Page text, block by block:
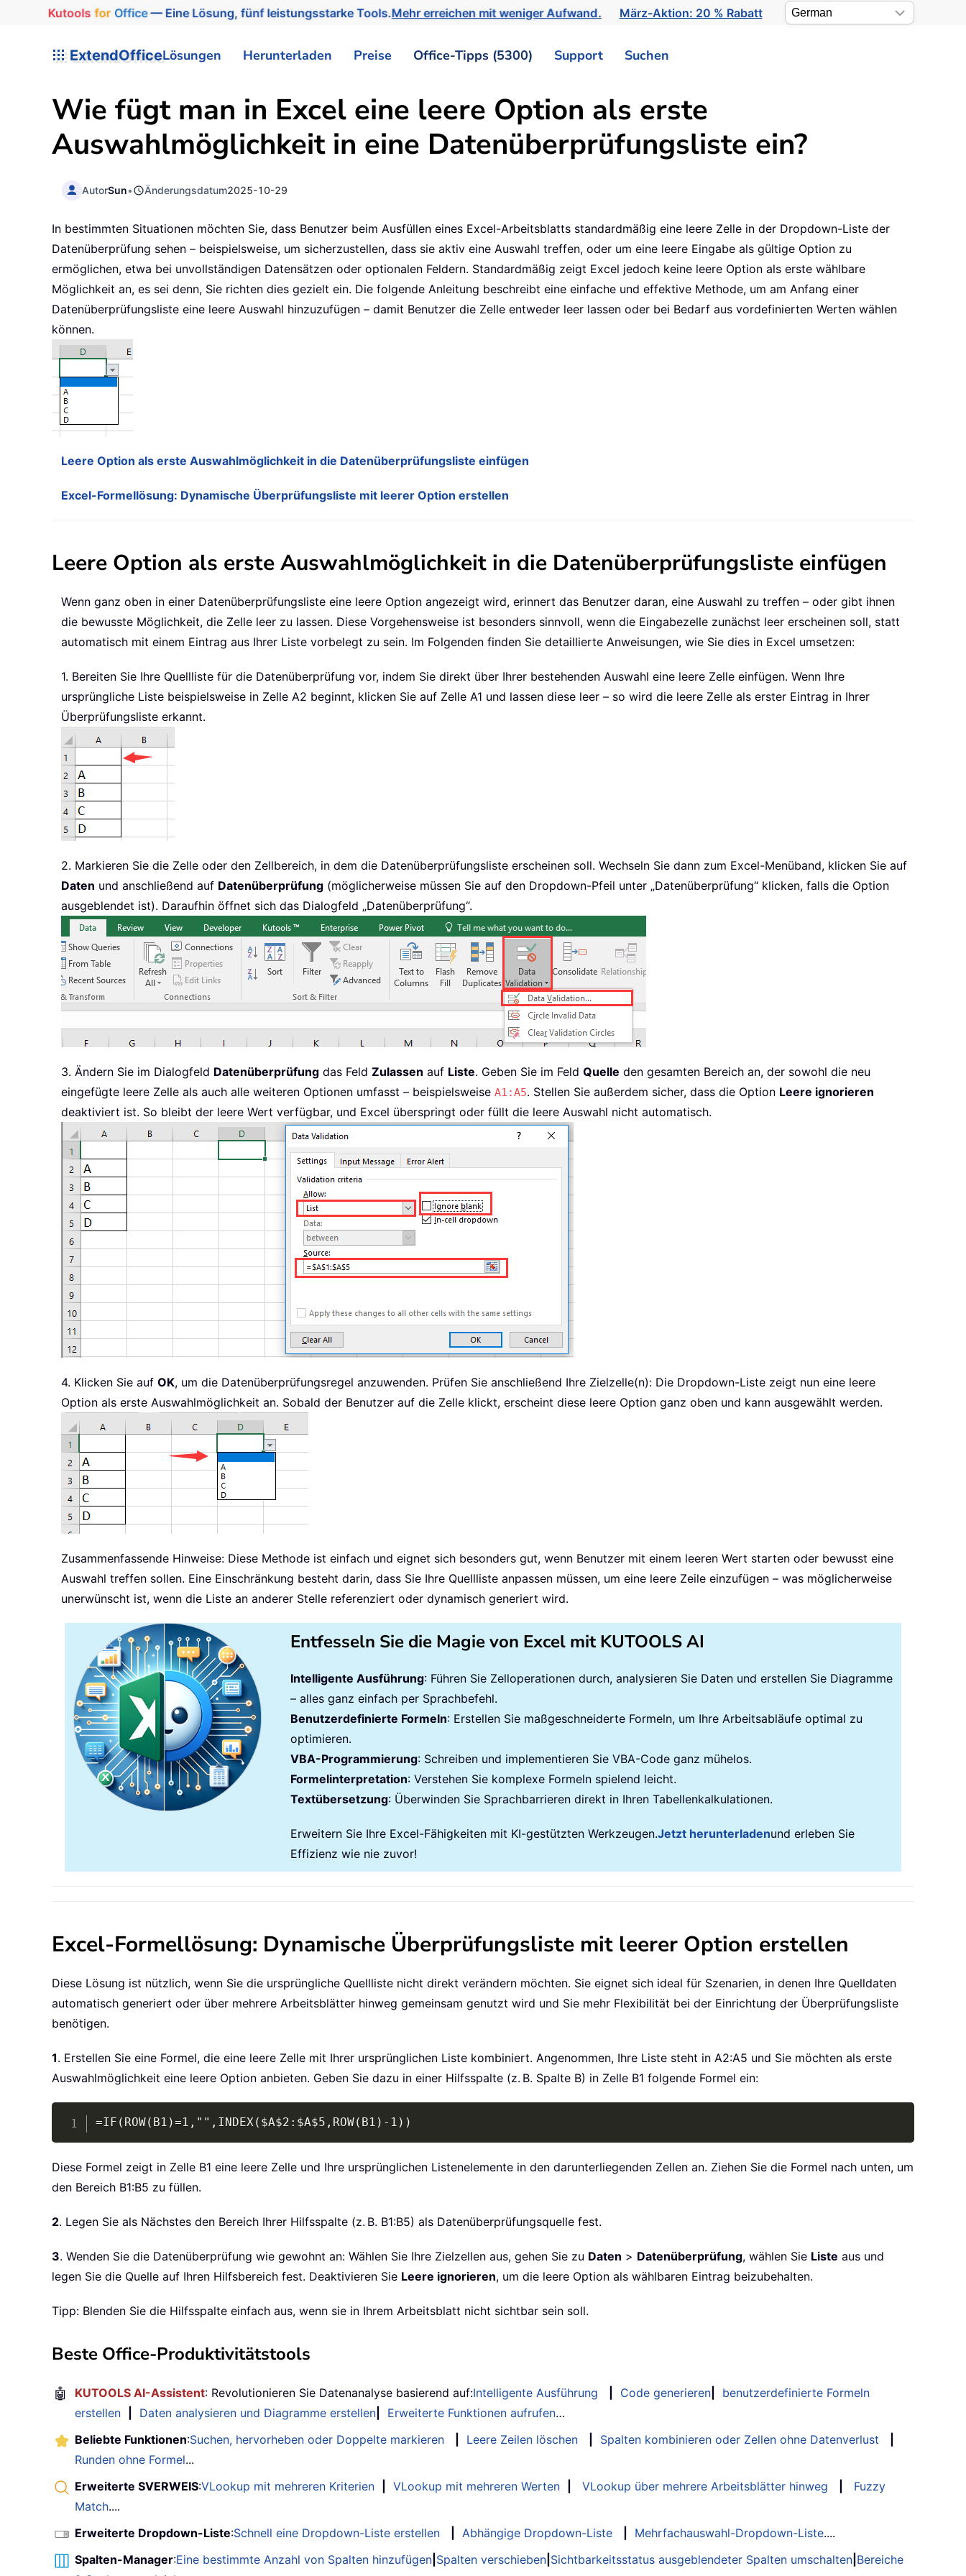
Kutools for Office— Eine Lösung, fünf leistungsstarke Tools.Mehr erreichen mit weniger Aufwand. März-Aktion: 20 % Rabatt
ExtendOfficeLösungen Herunterladen Preise Office-Tipps (5300) Support Suchen
Wie fügt man in Excel eine leere Option als erste
Auswahlmöglichkeit in eine Datenüberprüfungsliste ein?
AutorSun• Änderungsdatum2025-10-29
In bestimmten Situationen möchten Sie, dass Benutzer beim Ausfüllen eines Excel-Arbeitsblatts standardmäßig eine leere Zelle in der Dropdown-Liste der
Datenüberprüfung sehen – beispielsweise, um sicherzustellen, dass sie aktiv eine Auswahl treffen, oder um eine leere Eingabe als gültige Option zu
ermöglichen, etwa bei unvollständigen Datensätzen oder optionalen Feldern. Standardmäßig zeigt Excel jedoch keine leere Option als erste wählbare
Möglichkeit an, es sei denn, Sie richten dies gezielt ein. Die folgende Anleitung beschreibt eine einfache und effektive Methode, um am Anfang einer
Datenüberprüfungsliste eine leere Auswahl hinzuzufügen – damit Benutzer die Zelle entweder leer lassen oder bei Bedarf aus vordefinierten Werten wählen
können.
Leere Option als erste Auswahlmöglichkeit in die Datenüberprüfungsliste einfügen
Excel-Formellösung: Dynamische Überprüfungsliste mit leerer Option erstellen
Leere Option als erste Auswahlmöglichkeit in die Datenüberprüfungsliste einfügen
Wenn ganz oben in einer Datenüberprüfungsliste eine leere Option angezeigt wird, erinnert das Benutzer daran, eine Auswahl zu treffen – oder gibt ihnen
die bewusste Möglichkeit, die Zelle leer zu lassen. Diese Vorgehensweise ist besonders sinnvoll, wenn die Eingabezelle zunächst leer erscheinen soll, statt
automatisch mit einem Eintrag aus Ihrer Liste vorbelegt zu sein. Im Folgenden finden Sie detaillierte Anweisungen, wie Sie dies in Excel umsetzen:
1. Bereiten Sie Ihre Quellliste für die Datenüberprüfung vor, indem Sie direkt über Ihrer bestehenden Auswahl eine leere Zelle einfügen. Wenn Ihre
ursprüngliche Liste beispielsweise in Zelle A2 beginnt, klicken Sie auf Zelle A1 und lassen diese leer – so wird die leere Zelle als erster Eintrag in Ihrer
Überprüfungsliste erkannt.
2. Markieren Sie die Zelle oder den Zellbereich, in dem die Datenüberprüfungsliste erscheinen soll. Wechseln Sie dann zum Excel-Menüband, klicken Sie auf
Daten und anschließend auf Datenüberprüfung (möglicherweise müssen Sie auf den Dropdown-Pfeil unter „Datenüberprüfung“ klicken, falls die Option
ausgeblendet ist). Daraufhin öffnet sich das Dialogfeld „Datenüberprüfung“.
3. Ändern Sie im Dialogfeld Datenüberprüfung das Feld Zulassen auf Liste. Geben Sie im Feld Quelle den gesamten Bereich an, der sowohl die neu
eingefügte leere Zelle als auch alle weiteren Optionen umfasst – beispielsweise A1:A5. Stellen Sie außerdem sicher, dass die Option Leere ignorieren
deaktiviert ist. So bleibt der leere Wert verfügbar, und Excel überspringt oder füllt die leere Auswahl nicht automatisch.
4. Klicken Sie auf OK, um die Datenüberprüfungsregel anzuwenden. Prüfen Sie anschließend Ihre Zielzelle(n): Die Dropdown-Liste zeigt nun eine leere
Option als erste Auswahlmöglichkeit an. Sobald der Benutzer auf die Zelle klickt, erscheint diese leere Option ganz oben und kann ausgewählt werden.
Zusammenfassende Hinweise: Diese Methode ist einfach und eignet sich besonders gut, wenn Benutzer mit einem leeren Wert starten oder bewusst eine
Auswahl treffen sollen. Eine Einschränkung besteht darin, dass Sie Ihre Quellliste anpassen müssen, um eine leere Zeile einzufügen – was möglicherweise
unerwünscht ist, wenn die Liste an anderer Stelle referenziert oder dynamisch generiert wird.
Entfesseln Sie die Magie von Excel mit KUTOOLS AI
Intelligente Ausführung: Führen Sie Zelloperationen durch, analysieren Sie Daten und erstellen Sie Diagramme
– alles ganz einfach per Sprachbefehl.
Benutzerdefinierte Formeln: Erstellen Sie maßgeschneiderte Formeln, um Ihre Arbeitsabläufe optimal zu
optimieren.
VBA-Programmierung: Schreiben und implementieren Sie VBA-Code ganz mühelos.
Formelinterpretation: Verstehen Sie komplexe Formeln spielend leicht.
Textübersetzung: Überwinden Sie Sprachbarrieren direkt in Ihren Tabellenkalkulationen.
Erweitern Sie Ihre Excel-Fähigkeiten mit KI-gestützten Werkzeugen.Jetzt herunterladenund erleben Sie
Effizienz wie nie zuvor!
Excel-Formellösung: Dynamische Überprüfungsliste mit leerer Option erstellen
Diese Lösung ist nützlich, wenn Sie die ursprüngliche Quellliste nicht direkt verändern möchten. Sie eignet sich ideal für Szenarien, in denen Ihre Quelldaten
automatisch generiert oder über mehrere Arbeitsblätter hinweg gemeinsam genutzt wird und Sie mehr Flexibilität bei der Einrichtung der Überprüfungsliste
benötigen.
1. Erstellen Sie eine Formel, die eine leere Zelle mit Ihrer ursprünglichen Liste kombiniert. Angenommen, Ihre Liste steht in A2:A5 und Sie möchten als erste
Auswahlmöglichkeit eine leere Option anbieten. Geben Sie dazu in einer Hilfsspalte (z. B. Spalte B) in Zelle B1 folgende Formel ein:
=IF(ROW(B1)=1,"",INDEX($A$2:$A$5,ROW(B1)-1))
Diese Formel zeigt in Zelle B1 eine leere Zelle und Ihre ursprünglichen Listenelemente in den darunterliegenden Zellen an. Ziehen Sie die Formel nach unten, um
den Bereich B1:B5 zu füllen.
2. Legen Sie als Nächstes den Bereich Ihrer Hilfsspalte (z. B. B1:B5) als Datenüberprüfungsquelle fest.
3. Wenden Sie die Datenüberprüfung wie gewohnt an: Wählen Sie Ihre Zielzellen aus, gehen Sie zu Daten > Datenüberprüfung, wählen Sie Liste aus und
legen Sie die Quelle auf Ihren Hilfsbereich fest. Deaktivieren Sie Leere ignorieren, um die leere Option als wählbaren Eintrag beizubehalten.
Tipp: Blenden Sie die Hilfsspalte einfach aus, wenn sie in Ihrem Arbeitsblatt nicht sichtbar sein soll.
Beste Office-Produktivitätstools
🤖 KUTOOLS AI-Assistent: Revolutionieren Sie Datenanalyse basierend auf:Intelligente Ausführung Code generieren
benutzerdefinierte Formeln
erstellen
Daten analysieren und Diagramme erstellen Erweiterte Funktionen aufrufen…
Beliebte Funktionen:Suchen, hervorheben oder Doppelte markieren Leere Zeilen löschen Spalten kombinieren oder Zellen ohne Datenverlust
Runden ohne Formel...
Erweiterte SVERWEIS:VLookup mit mehreren Kriterien VLookup mit mehreren Werten VLookup über mehrere Arbeitsblätter hinweg
Fuzzy
Match....
Erweiterte Dropdown-Liste:Schnell eine Dropdown-Liste erstellen Abhängige Dropdown-Liste Mehrfachauswahl-Dropdown-Liste....
Spalten-Manager:Eine bestimmte Anzahl von Spalten hinzufügen Spalten verschieben Sichtbarkeitsstatus ausgeblendeter Spalten umschalten Bereiche